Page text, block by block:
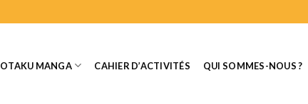
OTAKU MANGA CAHIER D’ACTIVITÉS QUI SOMMES-NOUS ?